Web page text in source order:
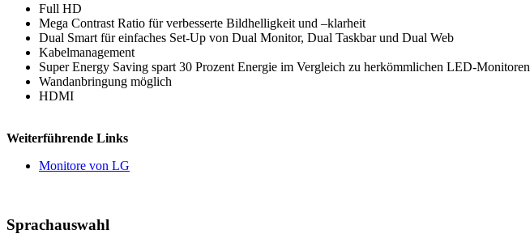
Full HD
Mega Contrast Ratio für verbesserte Bildhelligkeit und –klarheit
Dual Smart für einfaches Set-Up von Dual Monitor, Dual Taskbar und Dual Web
Kabelmanagement
Super Energy Saving spart 30 Prozent Energie im Vergleich zu herkömmlichen LED-Monitoren
Wandanbringung möglich
HDMI
Weiterführende Links
Monitore von LG
Sprachauswahl